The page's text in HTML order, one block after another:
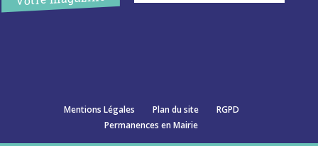
Mentions Légales Plan du site
RGPD
Permanences en Mairie